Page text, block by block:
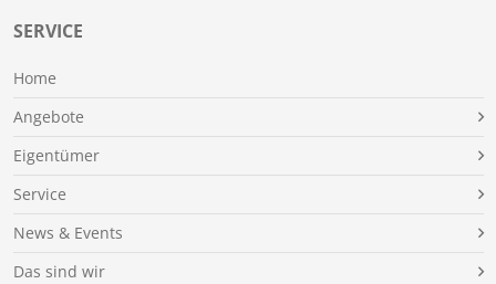
SERVICE
Home
Angebote
Eigentümer
Service
News & Events
Das sind wir